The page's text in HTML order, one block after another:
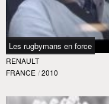
Les rugbymans en force
RENAULT
FRANCE / 2010